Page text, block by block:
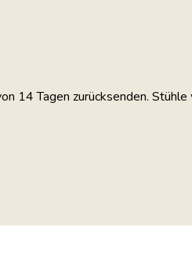
14 Tagen zurücksenden.